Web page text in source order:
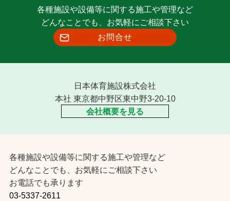
各種施設や設備等に関する施工や管理など
どんなことでも、お気軽にご相談下さい
お問合せ
日本体育施設株式会社
本社 東京都中野区東中野3-20-10
会社概要を見る
各種施設や設備等に関する施工や管理など
どんなことでも、お気軽にご相談下さい
お電話でも承ります
03-5337-2611